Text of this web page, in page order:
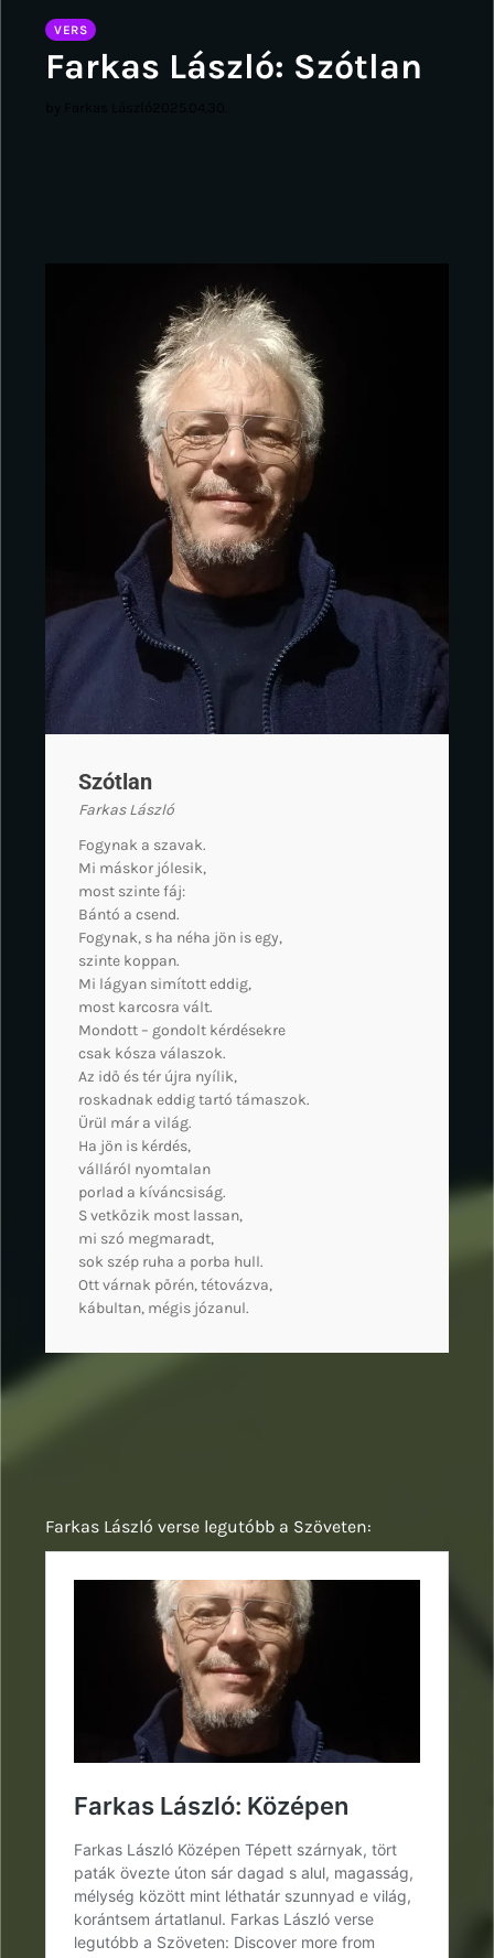
VERS
Farkas László: Szótlan
Szótlan
Farkas László
Fogynak a szavak.
Mi máskor jólesik,
most szinte fáj:
Bántó a csend.
Fogynak, s ha néha jön is egy,
szinte koppan.
Mi lágyan simított eddig,
most karcosra vált.
Mondott – gondolt kérdésekre
csak kósza válaszok.
Az idő és tér újra nyílik,
roskadnak eddig tartó támaszok.
Ürül már a világ.
Ha jön is kérdés,
válláról nyomtalan
porlad a kíváncsiság.
S vetkőzik most lassan,
mi szó megmaradt,
sok szép ruha a porba hull.
Ott várnak pőrén, tétovázva,
kábultan, mégis józanul.
Farkas László verse legutóbb a Szöveten: